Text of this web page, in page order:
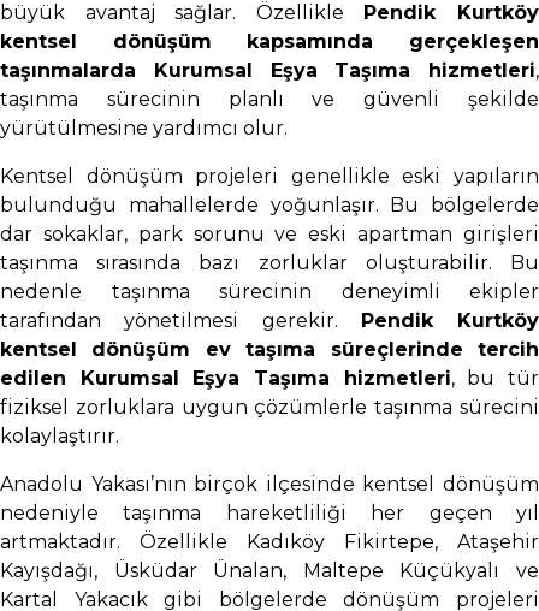
büyük avantaj sağlar. Özellikle Pendik Kurtköy
kentsel dönüşüm kapsamında gerçekleşen
taşınmalarda Kurumsal Eşya Taşıma hizmetleri,
taşınma sürecinin planlı ve güvenli şekilde
yürütülmesine yardımcı olur.
Kentsel dönüşüm projeleri genellikle eski yapıların
bulunduğu mahallelerde yoğunlaşır. Bu bölgelerde
dar sokaklar, park sorunu ve eski apartman girişleri
taşınma sırasında bazı zorluklar oluşturabilir. Bu
nedenle taşınma sürecinin deneyimli ekipler
tarafından yönetilmesi gerekir. Pendik Kurtköy
kentsel dönüşüm ev taşıma süreçlerinde tercih
edilen Kurumsal Eşya Taşıma hizmetleri, bu tür
fiziksel zorluklara uygun çözümlerle taşınma sürecini
kolaylaştırır.
Anadolu Yakası’nın birçok ilçesinde kentsel dönüşüm
nedeniyle taşınma hareketliliği her geçen yıl
artmaktadır. Özellikle Kadıköy Fikirtepe, Ataşehir
Kayışdağı, Üsküdar Ünalan, Maltepe Küçükyalı ve
Kartal Yakacık gibi bölgelerde dönüşüm projeleri